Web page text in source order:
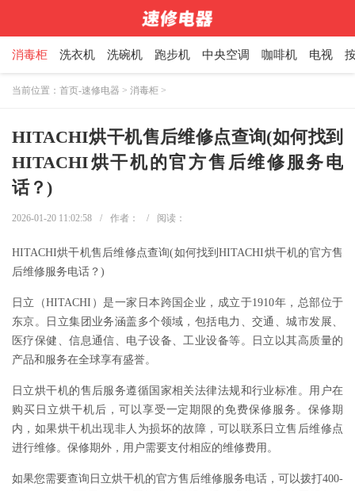
消毒柜 洗衣机 洗碗机 跑步机 中央空调 咖啡机 电视
当前位置： 首页-速修电器 > 消毒柜 >
HITACHI烘干机售后维修点查询(如何找到
HITACHI烘干机的官方售后维修服务电
话？)
2026-01-20 11:02:58 / 作者： / 阅读：
HITACHI烘干机售后维修点查询(如何找到HITACHI烘干机的官方售
后维修服务电话？)
日立（HITACHI）是一家日本跨国企业，成立于1910年，总部位于
东京。日立集团业务涵盖多个领域，包括电力、交通、城市发展、
医疗保健、信息通信、电子设备、工业设备等。日立以其高质量的
产品和服务在全球享有盛誉。
日立烘干机的售后服务遵循国家相关法律法规和行业标准。用户在
购买日立烘干机后，可以享受一定期限的免费保修服务。保修期
内，如果烘干机出现非人为损坏的故障，可以联系日立售后维修点
进行维修。保修期外，用户需要支付相应的维修费用。
如果您需要查询日立烘干机的官方售后维修服务电话，可以拨打400-